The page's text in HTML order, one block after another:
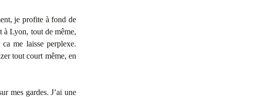
je profite à fond de
à Lyon, tout de même,
me laisse perplexe.
tout court même, en
mes gardes. J’ai une